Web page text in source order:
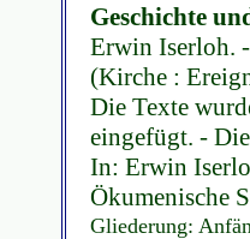
Geschichte
Erwin Iserloh.
(Kirche :
Die Texte
eingefügt. -
In: Erwin
Ökumenische
Gliederung: